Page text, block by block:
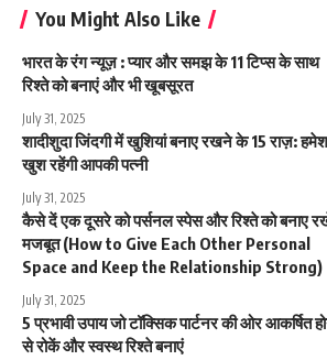
You Might Also Like
भारत के रंग न्यूज़ : प्यार और समझ के 11 टिप्स के साथ
रिश्ते को बनाएं और भी खूबसूरत
July 31, 2025
शादीशुदा जिंदगी में खुशियां बनाए रखने के 15 राज़:
खुश रहेंगी आपकी पत्नी
July 31, 2025
कैसे दें एक दूसरे को पर्सनल स्पेस और रिश्ते को बनाए
मजबूत (How to Give Each Other Personal
Space and Keep the Relationship Strong)
July 31, 2025
5 प्रभावी उपाय जो टॉक्सिक पार्टनर की ओर आकर्षित
से रोकें और स्वस्थ रिश्ते बनाएं